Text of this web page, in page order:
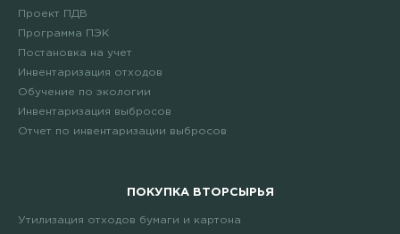
Проект ПДВ
Программа ПЭК
Постановка на учет
Инвентаризация отходов
Обучение по экологии
Инвентаризация выбросов
Отчет по инвентаризации выбросов
ПОКУПКА ВТОРСЫРЬЯ
Утилизация отходов бумаги и картона